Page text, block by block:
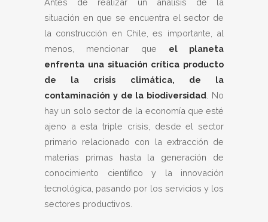
Antes de realizar un análisis de la
situación en que se encuentra el sector de
la construcción en Chile, es importante, al
menos, mencionar que el planeta
enfrenta una situación crítica producto
de la crisis climática, de la
contaminación y de la biodiversidad . No
hay un solo sector de la economía que esté
ajeno a esta triple crisis, desde el sector
primario relacionado con la extracción de
materias primas hasta la generación de
conocimiento científico y la innovación
tecnológica, pasando por los servicios y los
sectores productivos.